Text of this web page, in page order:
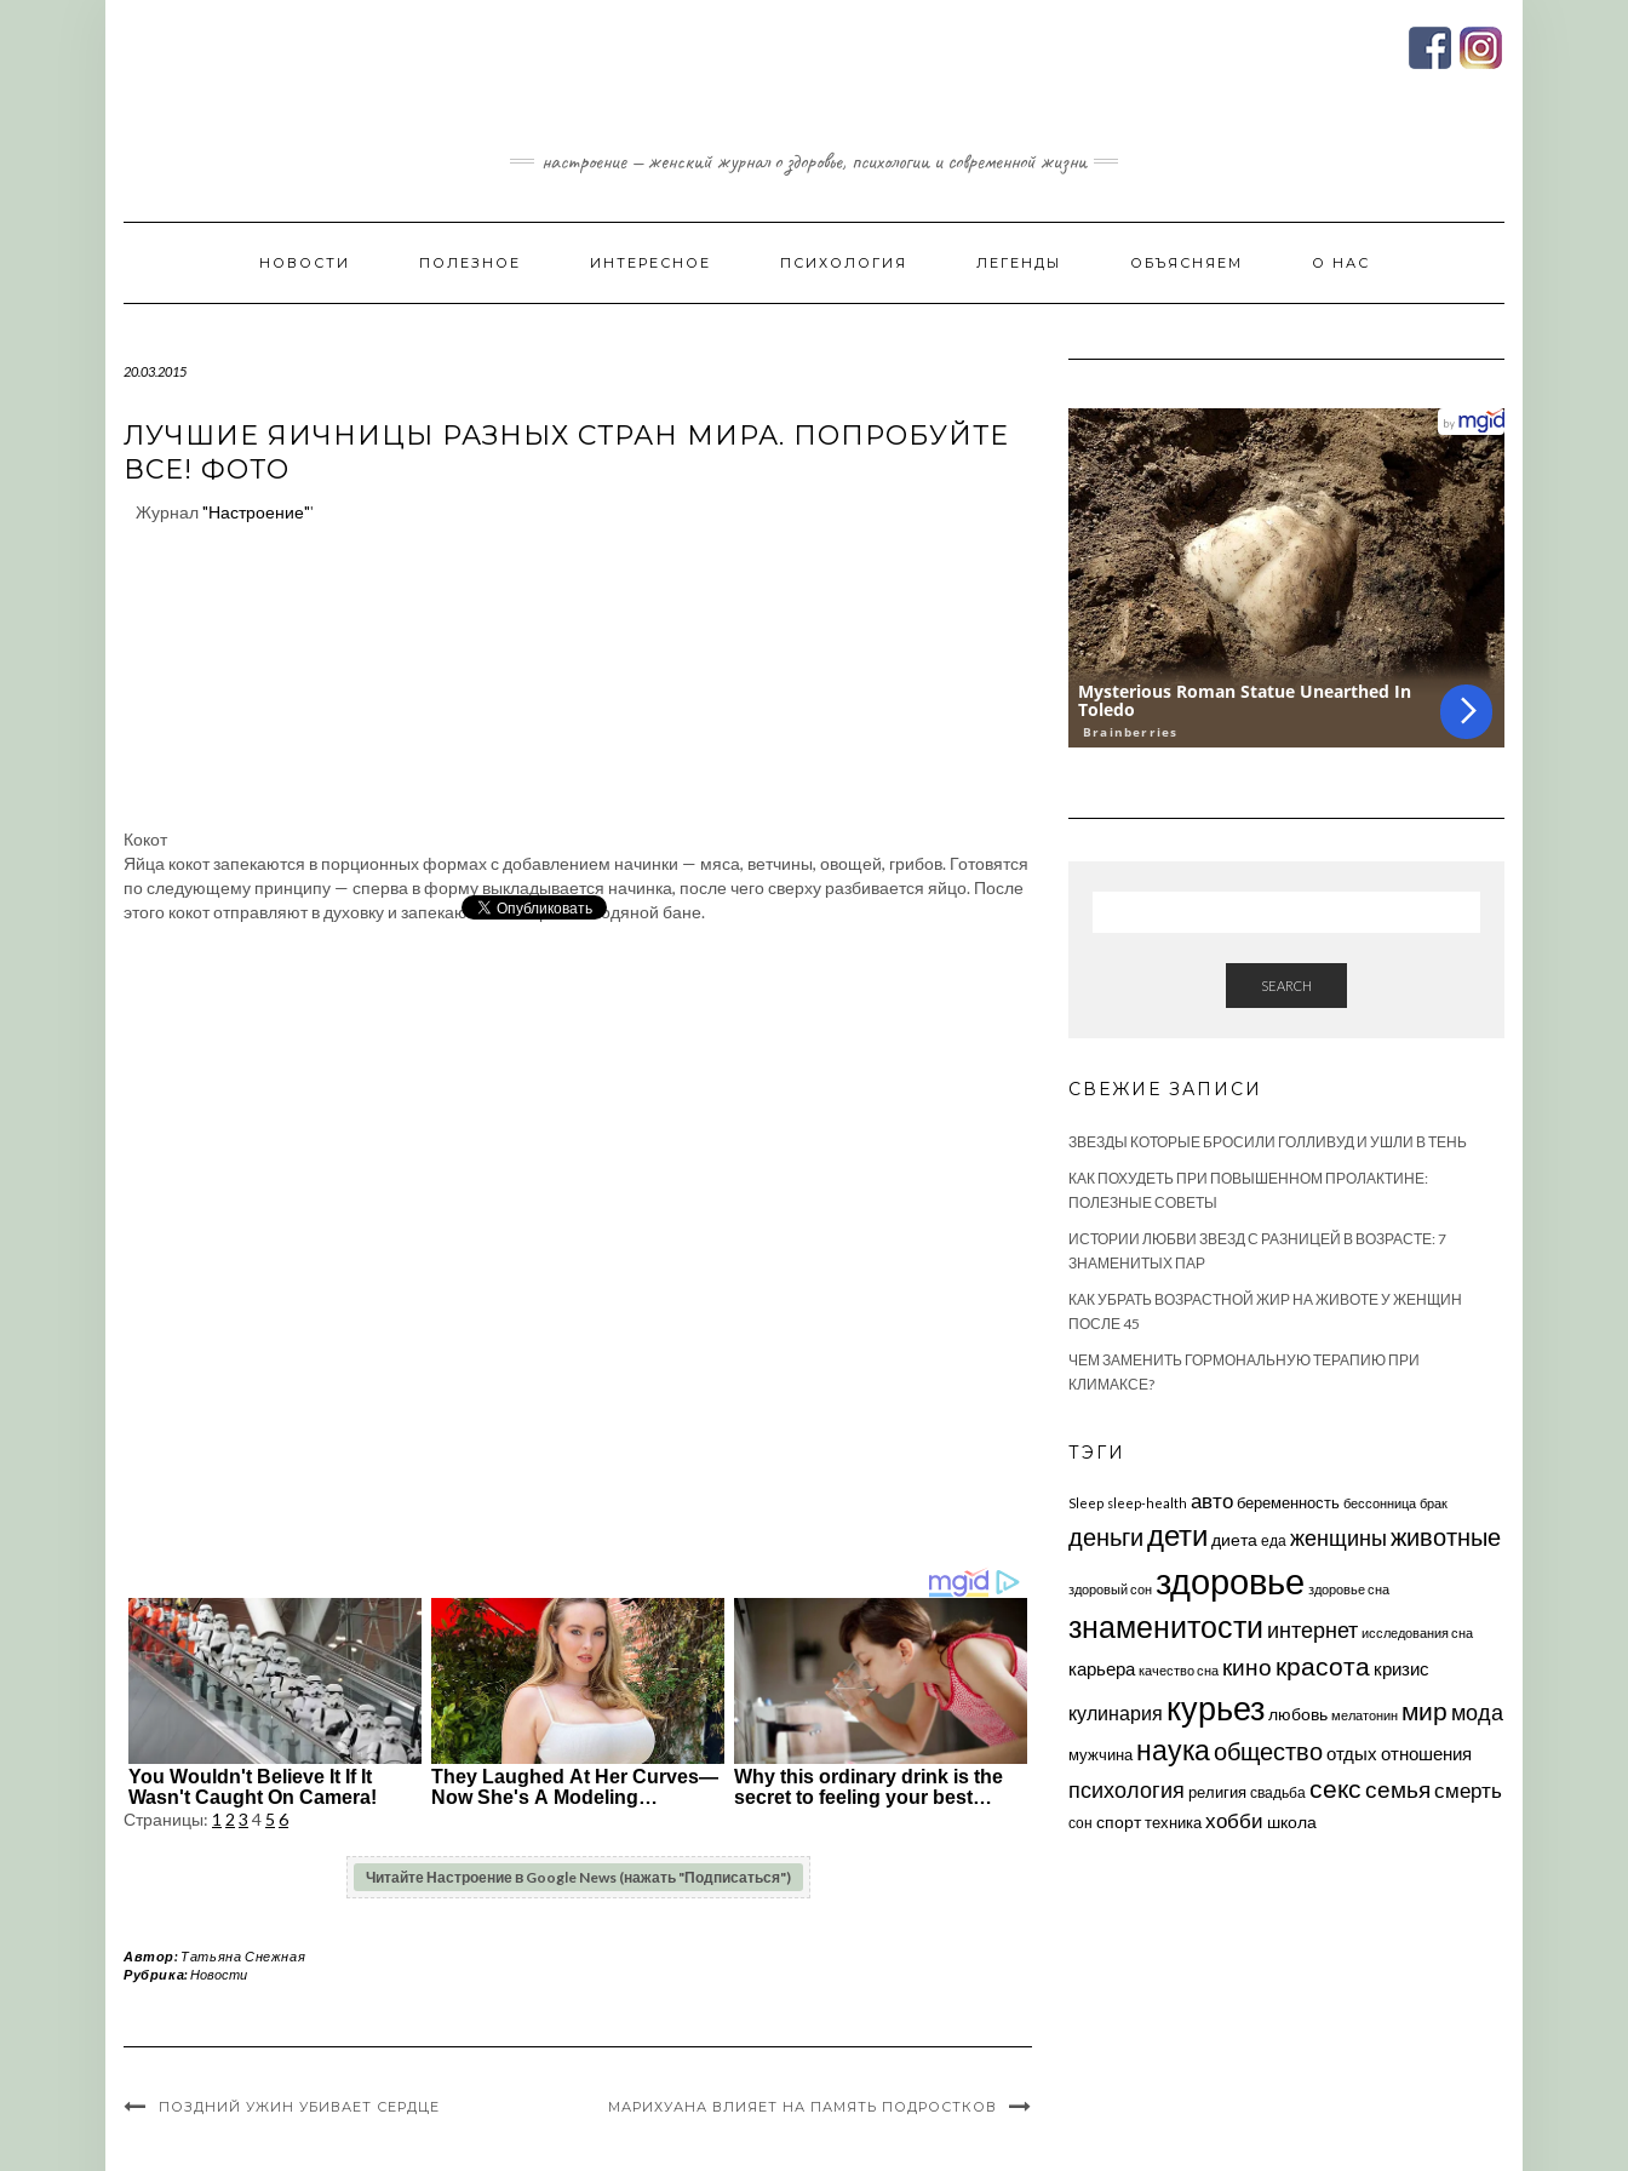
настроение — женский журнал о здоровье, психологии и современной жизни
НОВОСТИ ПОЛЕЗНОЕ ИНТЕРЕСНОЕ ПСИХОЛОГИЯ ЛЕГЕНДЫ ОБЪЯСНЯЕМ О НАС
20.03.2015
ЛУЧШИЕ ЯИЧНИЦЫ РАЗНЫХ СТРАН МИРА. ПОПРОБУЙТЕ
ВСЕ! ФОТО
Журнал"Настроение"'
Кокот
Яйца кокот запекаются в порционных формах с добавлением начинки — мяса, ветчины, овощей, грибов. Готовятся
по следующему принципу — сперва в форму выкладывается начинка, после чего сверху разбивается яйцо. После
этого кокот отправляют в духовку и запекают либо варят на водяной бане.
Страницы: 1 2 3 4 5 6
Читайте Настроение в Google News (нажать "Подписаться")
Автор: Татьяна Снежная
Рубрика:Новости
ПОЗДНИЙ УЖИН УБИВАЕТ СЕРДЦЕ МАРИХУАНА ВЛИЯЕТ НА ПАМЯТЬ ПОДРОСТКОВ
SEARCH
СВЕЖИЕ ЗАПИСИ
ЗВЕЗДЫ КОТОРЫЕ БРОСИЛИ ГОЛЛИВУД И УШЛИ В ТЕНЬ
КАК ПОХУДЕТЬ ПРИ ПОВЫШЕННОМ ПРОЛАКТИНЕ:
ПОЛЕЗНЫЕ СОВЕТЫ
ИСТОРИИ ЛЮБВИ ЗВЕЗД С РАЗНИЦЕЙ В ВОЗРАСТЕ: 7
ЗНАМЕНИТЫХ ПАР
КАК УБРАТЬ ВОЗРАСТНОЙ ЖИР НА ЖИВОТЕ У ЖЕНЩИН
ПОСЛЕ 45
ЧЕМ ЗАМЕНИТЬ ГОРМОНАЛЬНУЮ ТЕРАПИЮ ПРИ
КЛИМАКСЕ?
ТЭГИ
Sleep sleep-health автобеременность бессонница брак
деньгидети диета еда женщиныживотные
здоровый сон здоровье здоровье сна
знаменитости интернет исследования сна
карьера качество сна кино красота кризис
кулинария курьез любовь мелатонин мир мода
мужчина наукаобществоотдых отношения
психология религия свадьба секссемья смерть
сон спорттехникахобби школа